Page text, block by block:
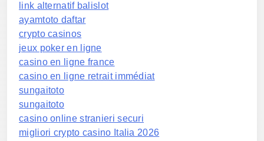
link alternatif balislot
ayamtoto daftar
crypto casinos
jeux poker en ligne
casino en ligne france
casino en ligne retrait immédiat
sungaitoto
sungaitoto
casino online stranieri securi
migliori crypto casino Italia 2026